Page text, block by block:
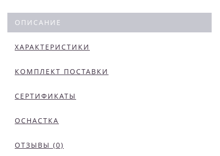
ОПИСАНИЕ
ХАРАКТЕРИСТИКИ
КОМПЛЕКТ ПОСТАВКИ
СЕРТИФИКАТЫ
ОСНАСТКА
ОТЗЫВЫ (0)